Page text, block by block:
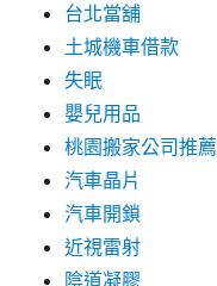
台北當舖
土城機車借款
失眠
嬰兒用品
桃園搬家公司推薦
汽車晶片
汽車開鎖
近視雷射
陰道凝膠